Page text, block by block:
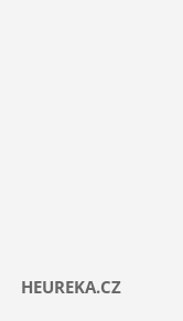
HEUREKA.CZ